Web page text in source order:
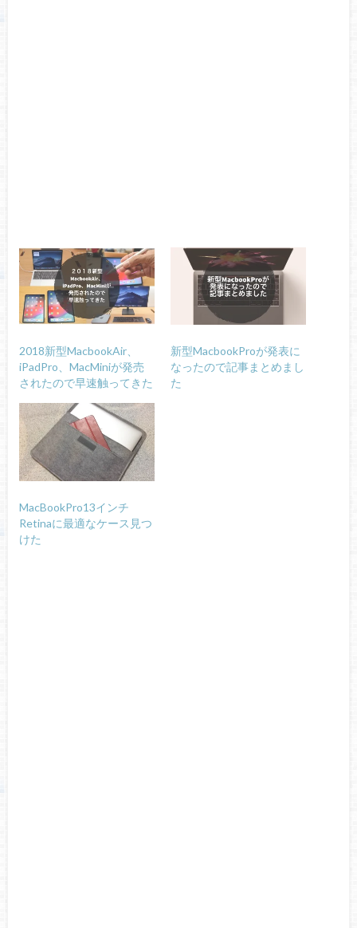
2018新型MacbookAir、
iPadPro、MacMiniが発売
されたので早速触ってきた
新型MacbookProが発表に
なったので記事まとめまし
た
MacBookPro13インチ
Retinaに最適なケース見つ
けた